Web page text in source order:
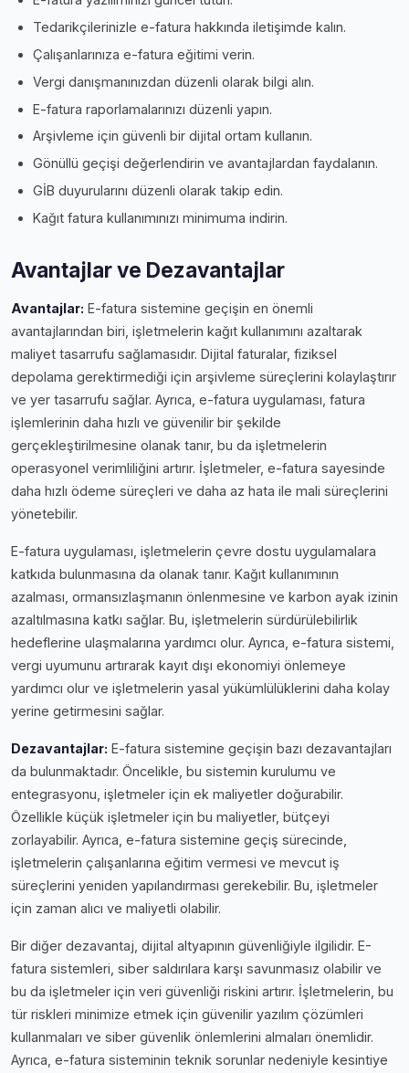
Tedarikçilerinizle e-fatura hakkında iletişimde kalın.
Çalışanlarınıza e-fatura eğitimi verin.
Vergi danışmanınızdan düzenli olarak bilgi alın.
E-fatura raporlamalarınızı düzenli yapın.
Arşivleme için güvenli bir dijital ortam kullanın.
Gönüllü geçişi değerlendirin ve avantajlardan faydalanın.
GİB duyurularını düzenli olarak takip edin.
Kağıt fatura kullanımınızı minimuma indirin.
Avantajlar ve Dezavantajlar
Avantajlar: E-fatura sistemine geçişin en önemli
avantajlarından biri, işletmelerin kağıt kullanımını azaltarak
maliyet tasarrufu sağlamasıdır. Dijital faturalar, fiziksel
depolama gerektirmediği için arşivleme süreçlerini kolaylaştırır
ve yer tasarrufu sağlar. Ayrıca, e-fatura uygulaması, fatura
işlemlerinin daha hızlı ve güvenilir bir şekilde
gerçekleştirilmesine olanak tanır, bu da işletmelerin
operasyonel verimliliğini artırır. İşletmeler, e-fatura sayesinde
daha hızlı ödeme süreçleri ve daha az hata ile mali süreçlerini
yönetebilir.
E-fatura uygulaması, işletmelerin çevre dostu uygulamalara
katkıda bulunmasına da olanak tanır. Kağıt kullanımının
azalması, ormansızlaşmanın önlenmesine ve karbon ayak izinin
azaltılmasına katkı sağlar. Bu, işletmelerin sürdürülebilirlik
hedeflerine ulaşmalarına yardımcı olur. Ayrıca, e-fatura sistemi,
vergi uyumunu artırarak kayıt dışı ekonomiyi önlemeye
yardımcı olur ve işletmelerin yasal yükümlülüklerini daha kolay
yerine getirmesini sağlar.
Dezavantajlar: E-fatura sistemine geçişin bazı dezavantajları
da bulunmaktadır. Öncelikle, bu sistemin kurulumu ve
entegrasyonu, işletmeler için ek maliyetler doğurabilir.
Özellikle küçük işletmeler için bu maliyetler, bütçeyi
zorlayabilir. Ayrıca, e-fatura sistemine geçiş sürecinde,
işletmelerin çalışanlarına eğitim vermesi ve mevcut iş
süreçlerini yeniden yapılandırması gerekebilir. Bu, işletmeler
için zaman alıcı ve maliyetli olabilir.
Bir diğer dezavantaj, dijital altyapının güvenliğiyle ilgilidir. E-
fatura sistemleri, siber saldırılara karşı savunmasız olabilir ve
bu da işletmeler için veri güvenliği riskini artırır. İşletmelerin, bu
tür riskleri minimize etmek için güvenilir yazılım çözümleri
kullanmaları ve siber güvenlik önlemlerini almaları önemlidir.
Ayrıca, e-fatura sisteminin teknik sorunlar nedeniyle kesintiye